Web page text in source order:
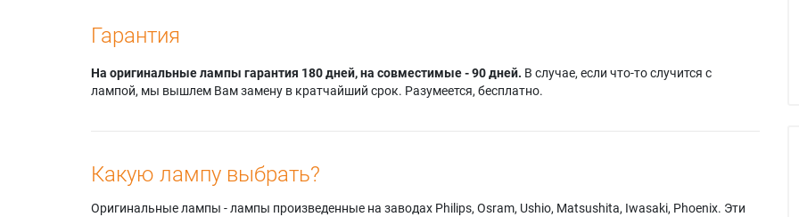
Гарантия
На оригинальные лампы гарантия 180 дней, на совместимые - 90 дней. В случае, если что-то случится с
лампой, мы вышлем Вам замену в кратчайший срок. Разумеется, бесплатно.
Какую лампу выбрать?
Оригинальные лампы - лампы произведенные на заводах Philips, Osram, Ushio, Matsushita, Iwasaki, Phoenix. Эти